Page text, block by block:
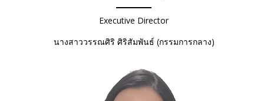
Executive Director
นางสาววรรณศิริ ศิริสัมพันธ์ (กรรมการกลาง)